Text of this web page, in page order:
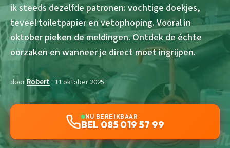
ik steeds dezelfde patronen: vochtige doekjes,
teveel toiletpapier en vetophoping. Vooral in
oktober pieken de meldingen. Ontdek de échte
oorzaken en wanneer je direct moet ingrijpen.
doorRobert· 11 oktober 2025
NU BEREIKBAAR
BEL 085 019 57 99